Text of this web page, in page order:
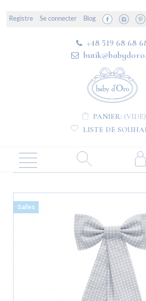
Registre Se connecter Blog
+48 519 68 68
PANIER: (VIDE)
LISTE DE
Salles